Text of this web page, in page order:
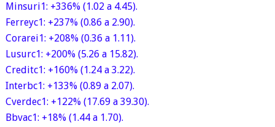
Minsuri1: +336% (1.02 a 4.45).
Ferreyc1: +237% (0.86 a 2.90).
Corarei1: +208% (0.36 a 1.11).
Lusurc1: +200% (5.26 a 15.82).
Creditc1: +160% (1.24 a 3.22).
Interbc1: +133% (0.89 a 2.07).
Cverdec1: +122% (17.69 a 39.30).
Bbvac1: +18% (1.44 a 1.70).